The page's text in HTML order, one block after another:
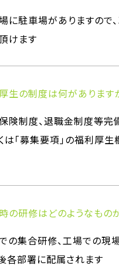
に駐車場がありますので
けます
生の制度は何があります
険制度、退職金制度等完
は「募集要項」の福利厚生
の研修はどのようなもの
の集合研修、工場での現
各部署に配属されます